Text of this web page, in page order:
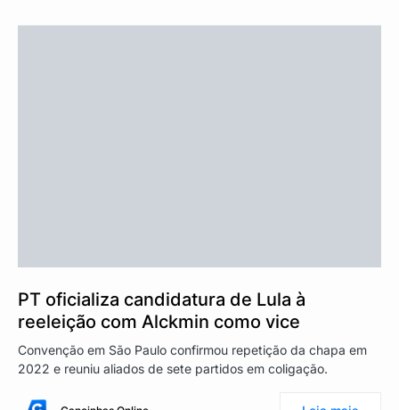
PT oficializa candidatura de Lula à
reeleição com Alckmin como vice
Convenção em São Paulo confirmou repetição da chapa em
2022 e reuniu aliados de sete partidos em coligação.